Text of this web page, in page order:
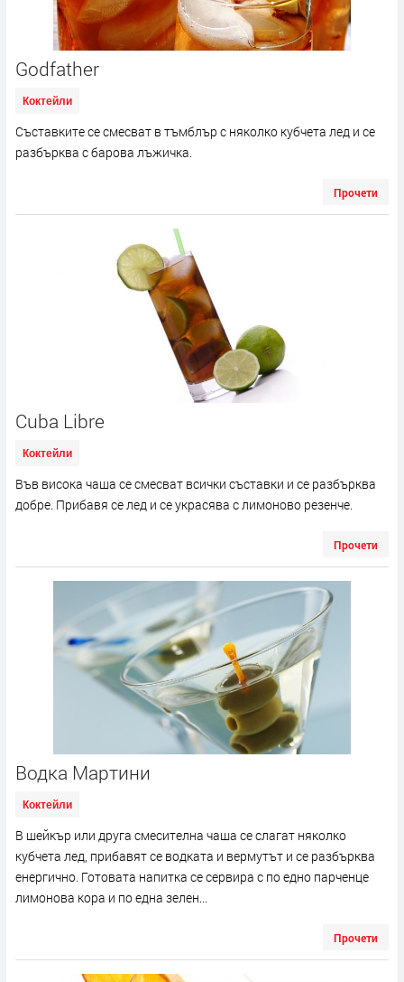
Godfather
Коктейли
Съставките се смесват в тъмблър с няколко кубчета лед и се
разбърква с барова лъжичка.
Прочети
Cuba Libre
Коктейли
Във висока чаша се смесват всички съставки и се разбърква
добре. Прибавя се лед и се украсява с лимоново резенче.
Прочети
Водка Мартини
Коктейли
В шейкър или друга смесителна чаша се слагат няколко
кубчета лед, прибавят се водката и вермутът и се разбърква
енергично. Готовата напитка се сервира с по едно парченце
лимонова кора и по една зелен...
Прочети